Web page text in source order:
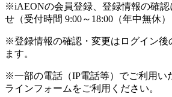
※iAEONの会員登録、登録情報の確認
せ（受付時間 9:00～18:00（年中無休）
※登録情報の確認・変更はログイン後
ます。
※一部の電話（IP電話等）でご利用い
ラインフォームをご利用ください。